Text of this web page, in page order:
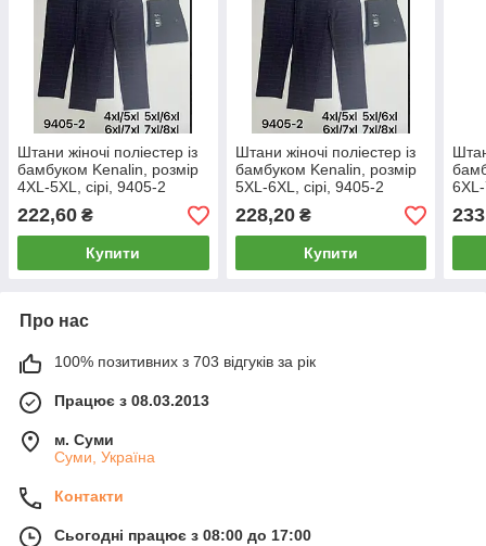
Штани жіночі поліестер із
бамбуком Kenalin, розмір
4XL-5XL, сірі, 9405-2
222,60 ₴
Купити
Штани жіночі поліестер із
бамбуком Kenalin, розмір
5XL-6XL, сірі, 9405-2
228,20₴
Купити
Про нас
100% позитивних з 703 відгуків за рік
Працює з 08.03.2013
м. Суми
Суми, Україна
Контакти
Сьогодні працює з 08:00 до 17:00